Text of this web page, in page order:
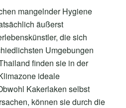
mangelnder Hygiene
äußerst
die sich
Umgebungen
finden sie in der
ideale
Kakerlaken selbst
können sie durch die